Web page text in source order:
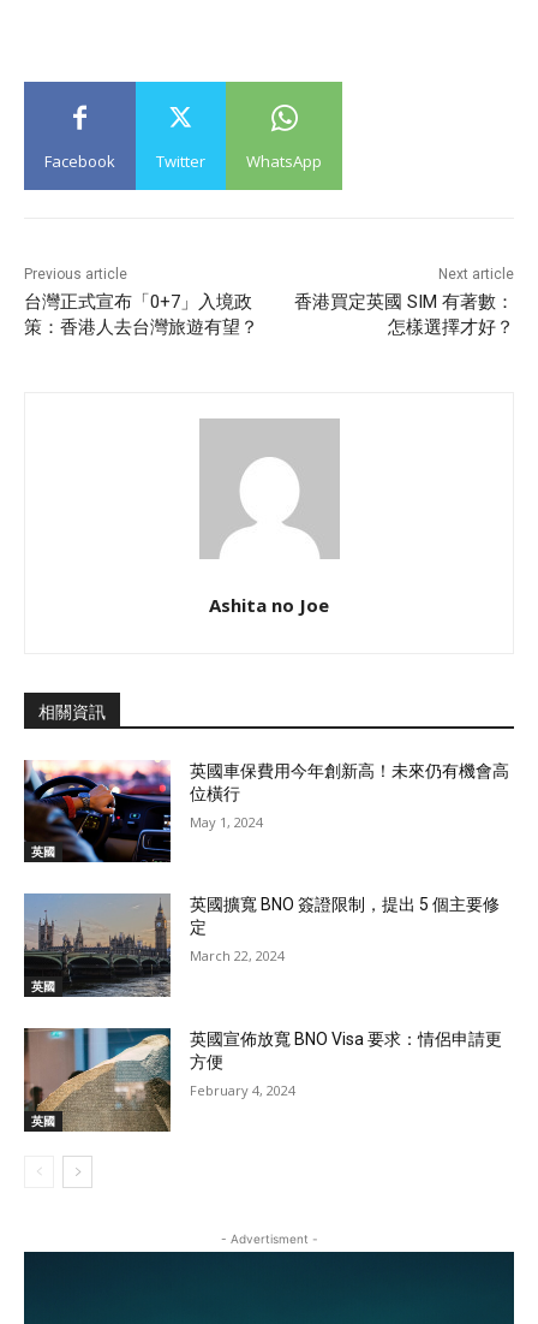
Facebook Twitter WhatsApp
Previous article
台灣正式宣布「0+7」入境政
策：香港人去台灣旅遊有望？
Next article
香港買定英國 SIM 有著數：
怎樣選擇才好？
Ashita no Joe
相關資訊
英國
英國車保費用今年創新高！未來仍有機會高
位橫行
May 1, 2024
英國
英國擴寬 BNO 簽證限制，提出 5 個主要修
定
March 22, 2024
英國
英國宣佈放寬 BNO Visa 要求：情侶申請更
方便
February 4, 2024
- Advertisment -